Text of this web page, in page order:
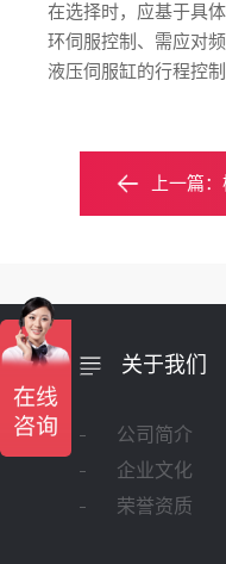
在选择时，应基于具
环伺服控制、需应对
液压伺服缸的行程控
上一篇：
关于我们
公司简介
企业文化
荣誉资质